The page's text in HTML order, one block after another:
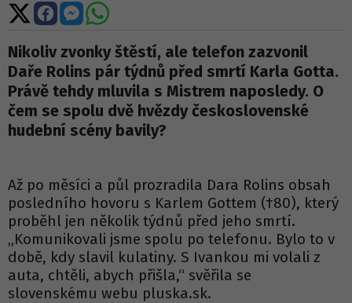
Sdílet
na
X
Sdílet
na
Facebooku
Sdílet
na
Messengeru
Sdílet
WhatsApp
Nikoliv zvonky štěstí, ale telefon zazvonil
Daře Rolins pár týdnů před smrtí Karla Gotta.
Právě tehdy mluvila s Mistrem naposledy. O
čem se spolu dvě hvězdy československé
hudební scény bavily?
Až po měsíci a půl prozradila Dara Rolins obsah
posledního hovoru s Karlem Gottem (†80), který
proběhl jen několik týdnů před jeho smrtí.
„Komunikovali jsme spolu po telefonu. Bylo to v
době, kdy slavil kulatiny. S Ivankou mi volali z
auta, chtěli, abych přišla,“ svěřila se
slovenskému webu pluska.sk.